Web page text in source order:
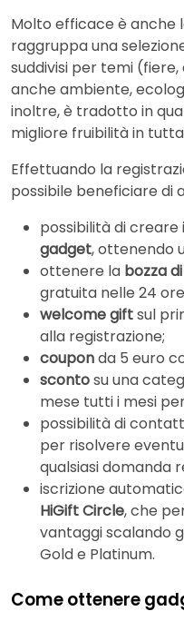
Molto efficace è anche
raggruppa una
suddivisi per temi (fiere,
anche ambiente,
inoltre, è tradotto in
migliore fruibilità in
Effettuando la
possibile beneficiare di
possibilità di creare
gadget, ottenendo
ottenere la bozza
gratuita nelle 24
welcome giftsul
alla registrazione;
couponda 5 euro
scontosu una
mese tutti i mesi
possibilità di
per risolvere
qualsiasi domanda
iscrizione
HiGift Circle, che
vantaggi scalando
Gold e Platinum.
Come ottenere